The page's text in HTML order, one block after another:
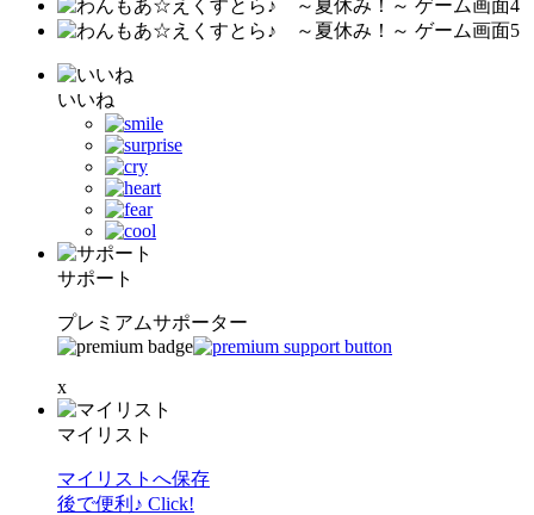
いいね
サポート
プレミアムサポーター
x
マイリスト
マイリストへ保存
後で便利♪ Click!